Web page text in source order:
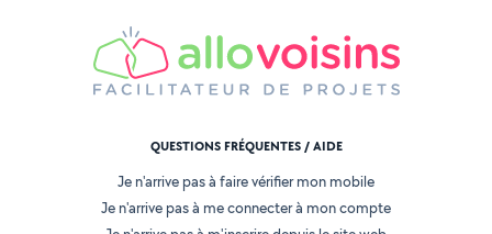
QUESTIONS FRÉQUENTES / AIDE
Je n'arrive pas à faire vérifier mon mobile
Je n'arrive pas à me connecter à mon compte